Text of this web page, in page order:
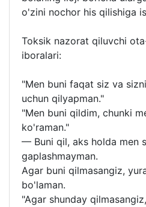
o'zini nochor his qilishiga
Toksik nazorat qiluvchi
iboralari:
"Men buni faqat siz va
uchun qilyapman."
"Men buni qildim, chunki
ko'raman."
— Buni qil, aks holda men
gaplashmayman.
Agar buni qilmasangiz,
bo'laman.
"Agar shunday